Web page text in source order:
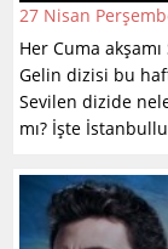
27 Nisan
Her Cuma
Gelin dizisi bu
Sevilen dizide
mı? İşte